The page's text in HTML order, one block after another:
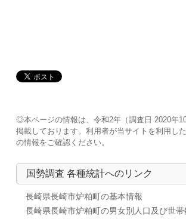
◎本ページの情報は、令和2年（調査日 2020年
掲載しております。利用者が当サイトを利用し
の情報をご確認ください。
国勢調査 各種統計へのリンク
長崎県長崎市炉粕町の基本情報
長崎県長崎市炉粕町の男女別人口及び世帯